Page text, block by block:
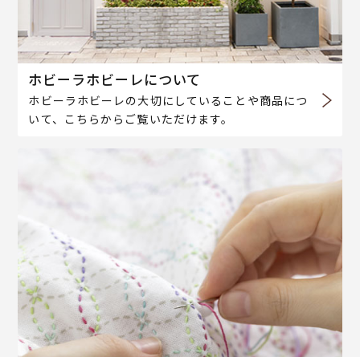
ホビーラホビーレについて
ホビーラホビーレの大切にしていることや商品につ
いて、こちらからご覧いただけます。